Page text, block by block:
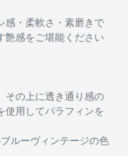
感・柔軟さ・素磨きで
艶感をご堪能ください
その上に透き通り感の
使用してパラフィンを
ルーヴィンテージの色